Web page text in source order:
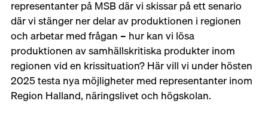
representanter på MSB där vi skissar på ett senario
där vi stänger ner delar av produktionen i regionen
och arbetar med frågan – hur kan vi lösa
produktionen av samhällskritiska produkter inom
regionen vid en krissituation? Här vill vi under hösten
2025 testa nya möjligheter med representanter inom
Region Halland, näringslivet och högskolan.